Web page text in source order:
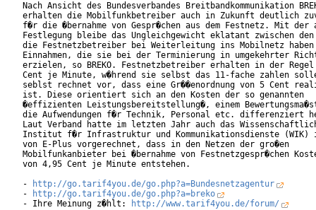
Nach Ansicht des Bundesverbandes Breitbandkommunikation
erhalten die Mobilfunkbetreiber auch in Zukunft deutlich
f�r die �bernahme von Gespr�chen aus dem Festnetz. Mit der
Festlegung bleibe das Ungleichgewicht eklatant zwischen den
die Festnetzbetreiber bei Weiterleitung ins Mobilnetz haben
Einnahmen, die sie bei der Terminierung in umgekehrter
erzielen, so BREKO. Festnetzbetreiber erhalten in der
Cent je Minute, w�hrend sie selbst das 11-fache zahlen
seblst rechnet vor, dass eine Gr��enordnung von 5 Cent
ist. Diese orientiert sich an den Kosten der so genannten
�effizienten Leistungsbereitstellung�, einem
die Aufwendungen f�r Technik, Personal etc. differenziert
Laut Verband hatte im letzten Jahr auch das
Institut f�r Infrastruktur und Kommunikationsdienste (WIK)
von E-Plus vorgerechnet, dass in den Netzen der gro�en
Mobilfunkanbieter bei �bernahme von Festnetzgespr�chen
von 4,95 Cent je Minute entstehen.
-
http://go.tarif4you.de/go.php?a=Bundesnetzagentur
-
http://go.tarif4you.de/go.php?a=breko
- Ihre Meinung z�hlt:
http://www.tarif4you.de/forum/